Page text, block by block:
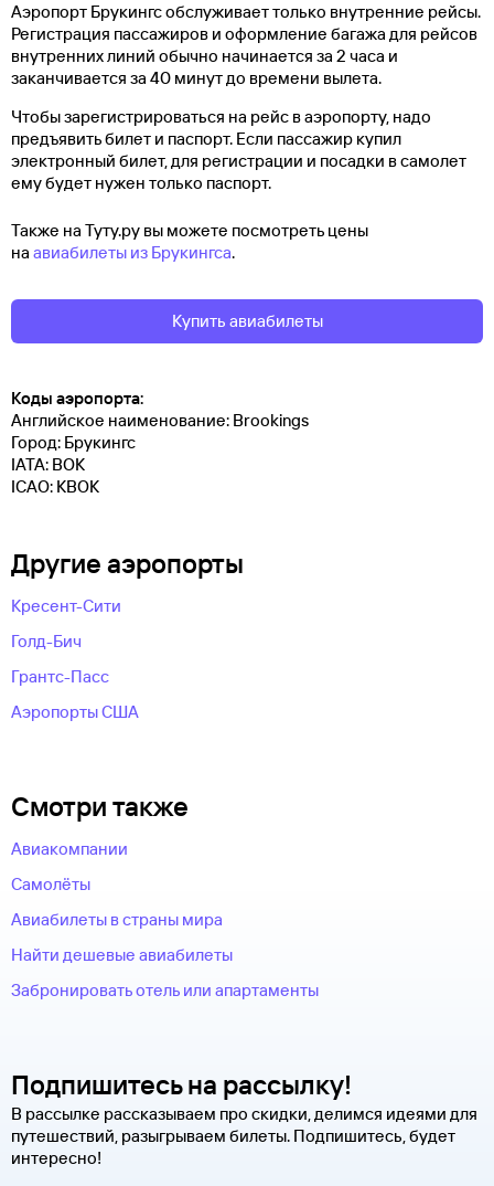
Аэропорт Брукингс обслуживает только внутренние рейсы.
Регистрация пассажиров и оформление багажа для рейсов
внутренних линий обычно начинается за 2 часа и
заканчивается за 40 минут до времени вылета.
Чтобы зарегистрироваться на рейс в аэропорту, надо
предъявить билет и паспорт. Если пассажир купил
электронный билет, для регистрации и посадки в самолет
ему будет нужен только паспорт.
Также на Туту.ру вы можете посмотреть цены
на авиабилеты из Брукингса.
Купить авиабилеты
Коды аэропорта:
Английское наименование: Brookings
Город: Брукингс
IATA: BOK
ICAO: KBOK
Другие аэропорты
Кресент-Сити
Голд-Бич
Грантс-Пасс
Аэропорты США
Смотри также
Авиакомпании
Самолёты
Авиабилеты в страны мира
Найти дешевые авиабилеты
Забронировать отель или апартаменты
Подпишитесь на рассылку!
В рассылке рассказываем про скидки, делимся идеями для
путешествий, разыгрываем билеты. Подпишитесь, будет
интересно!